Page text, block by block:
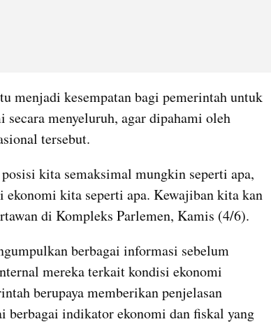
menjadi kesempatan bagi pemerintah untuk
secara menyeluruh, agar dipahami oleh
tersebut.
kita semaksimal mungkin seperti apa,
ekonomi kita seperti apa. Kewajiban kita kan
di Kompleks Parlemen, Kamis (4/6).
berbagai informasi sebelum
mereka terkait kondisi ekonomi
berupaya memberikan penjelasan
berbagai indikator ekonomi dan fiskal yang